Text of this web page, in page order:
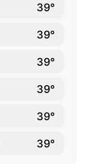
39°
39°
39°
39°
39°
39°